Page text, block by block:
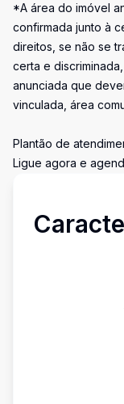
*A área do imóvel
confirmada junto à
direitos, se não se
certa e
anunciada que
vinculada, área
Plantão de
Ligue agora e